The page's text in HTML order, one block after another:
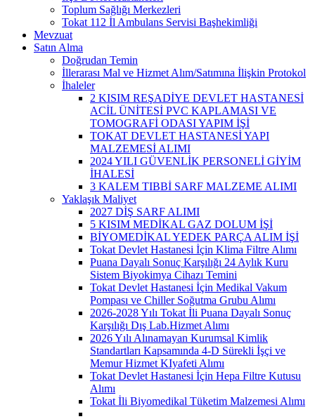
Toplum Sağlığı Merkezleri
Tokat 112 İl Ambulans Servisi Başhekimliği
Mevzuat
Satın Alma
Doğrudan Temin
İllerarası Mal ve Hizmet Alım/Satımına İlişkin Protokol
İhaleler
2 KISIM REŞADİYE DEVLET HASTANESİ
ACİL ÜNİTESİ PVC KAPLAMASI VE
TOMOGRAFİ ODASI YAPIM İŞİ
TOKAT DEVLET HASTANESİ YAPI
MALZEMESİ ALIMI
2024 YILI GÜVENLİK PERSONELİ GİYİM
İHALESİ
3 KALEM TIBBİ SARF MALZEME ALIMI
Yaklaşık Maliyet
2027 DİŞ SARF ALIMI
5 KISIM MEDİKAL GAZ DOLUM İŞİ
BİYOMEDİKAL YEDEK PARÇA ALIM İŞİ
Tokat Devlet Hastanesi İçin Klima Filtre Alımı
Puana Dayalı Sonuç Karşılığı 24 Aylık Kuru
Sistem Biyokimya Cihazı Temini
Tokat Devlet Hastanesi İçin Medikal Vakum
Pompası ve Chiller Soğutma Grubu Alımı
2026-2028 Yılı Tokat İli Puana Dayalı Sonuç
Karşılığı Dış Lab.Hizmet Alımı
2026 Yılı Alınamayan Kurumsal Kimlik
Standartları Kapsamında 4-D Sürekli İşçi ve
Memur Hizmet KIyafeti Alımı
Tokat Devlet Hastanesi İçin Hepa Filtre Kutusu
Alımı
Tokat İli Biyomedikal Tüketim Malzemesi Alımı